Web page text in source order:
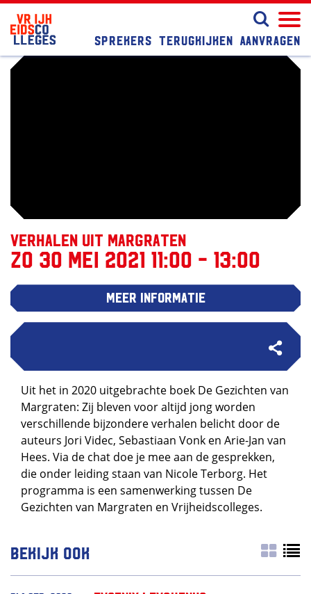
Sprekers Terugkijken Aanvragen
Verhalen uit Margraten
zo 30 mei 2021 11:00 - 13:00
Meer informatie
Uit het in 2020 uitgebrachte boek De Gezichten van
Margraten: Zij bleven voor altijd jong worden
verschillende bijzondere verhalen belicht door de
auteurs Jori Videc, Sebastiaan Vonk en Arie-Jan van
Hees. Via de chat doe je mee aan de gesprekken,
die onder leiding staan van Nicole Terborg. Het
programma is een samenwerking tussen De
Gezichten van Margraten en Vrijheidscolleges.
Bekijk ook